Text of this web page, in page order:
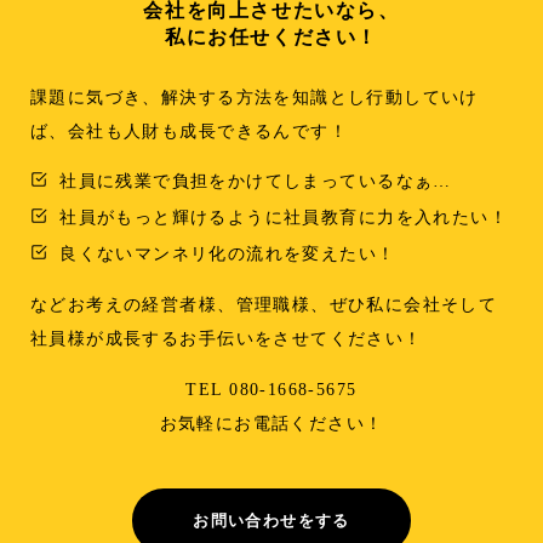
会社を向上させたいなら、
私にお任せください！
課題に気づき、解決する方法を知識とし行動していけ
ば、会社も人財も成長できるんです！
社員に残業で負担をかけてしまっているなぁ…
社員がもっと輝けるように社員教育に力を入れたい！
良くないマンネリ化の流れを変えたい！
などお考えの経営者様、管理職様、ぜひ私に会社そして
社員様が成長するお手伝いをさせてください！
TEL 080-1668-5675
お気軽にお電話ください！
お問い合わせをする